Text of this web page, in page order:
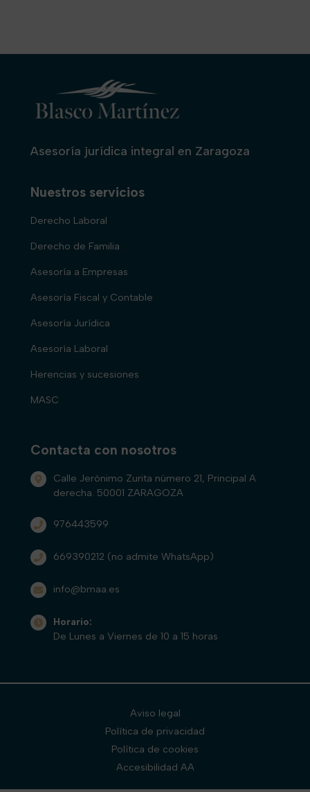
Asesoría jurídica integral en Zaragoza
Nuestros servicios
Derecho Laboral
Derecho de Familia
Asesoría a Empresas
Asesoría Fiscal y Contable
Asesoría Jurídica
Asesoría Laboral
Herencias y sucesiones
MASC
Contacta con nosotros
Calle Jerónimo Zurita número 21, Principal A
derecha. 50001 ZARAGOZA
976443599
669390212 (no admite WhatsApp)
info@bmaa.es
Horario:
De Lunes a Viernes de 10 a 15 horas
Aviso legal
Política de privacidad
Política de cookies
Accesibilidad AA